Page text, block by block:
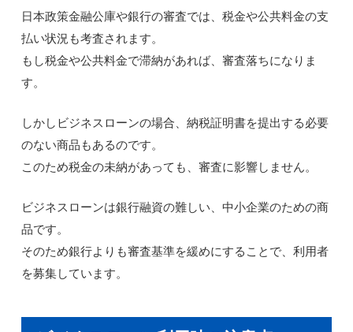
日本政策金融公庫や銀行の審査では、税金や公共料金の支
払い状況も考査されます。
もし税金や公共料金で滞納があれば、審査落ちになりま
す。
しかしビジネスローンの場合、納税証明書を提出する必要
のない商品もあるのです。
このため税金の未納があっても、審査に影響しません。
ビジネスローンは銀行融資の難しい、中小企業のための商
品です。
そのため銀行よりも審査基準を緩めにすることで、利用者
を募集しています。